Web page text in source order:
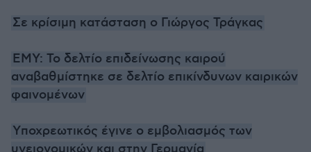
Σε κρίσιμη κατάσταση ο Γιώργος Τράγκας
ΕΜΥ: Το δελτίο επιδείνωσης καιρού
αναβαθμίστηκε σε δελτίο επικίνδυνων καιρικών
φαινομένων
Yποχρεωτικός έγινε ο εμβολιασμός των